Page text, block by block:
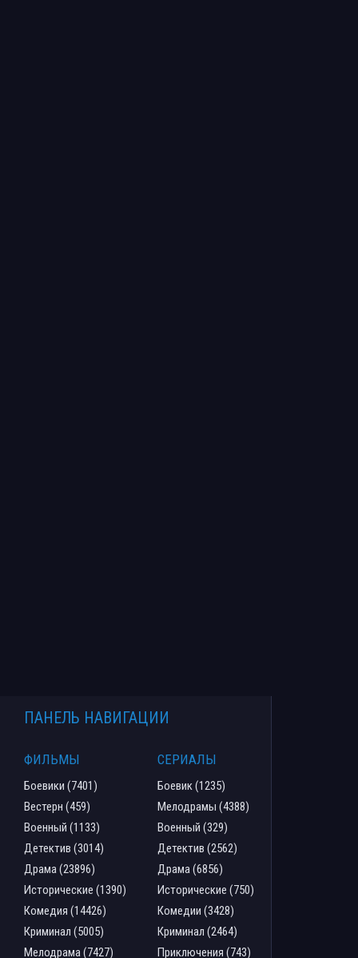
ПАНЕЛЬ НАВИГАЦИИ
ФИЛЬМЫ
Боевики (7401)
Вестерн (459)
Военный (1133)
Детектив (3014)
Драма (23896)
Исторические (1390)
Комедия (14426)
Криминал (5005)
Мелодрама (7427)
СЕРИАЛЫ
Боевик (1235)
Мелодрамы (4388)
Военный (329)
Детектив (2562)
Драма (6856)
Исторические (750)
Комедии (3428)
Криминал (2464)
Приключения (743)